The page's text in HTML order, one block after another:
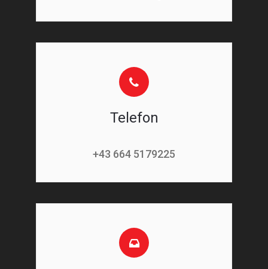
Telefon
+43 664 5179225